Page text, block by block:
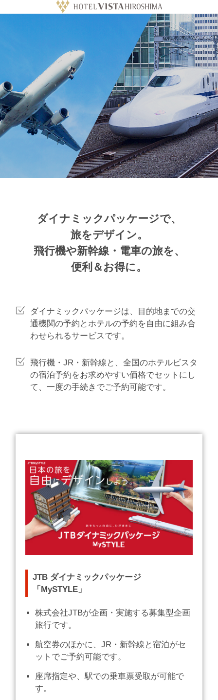
ダイナミックパッケージで、
旅をデザイン。
飛行機や新幹線・電車の旅を、
便利＆お得に。
ダイナミックパッケージは、目的地までの交
通機関の予約とホテルの予約を自由に組み合
わせられるサービスです。
飛行機・JR・新幹線と、全国のホテルビスタ
の宿泊予約をお求めやすい価格でセットにし
て、一度の手続きでご予約可能です。
JTB ダイナミックパッケージ
「MySTYLE」
株式会社JTBが企画・実施する募集型企画
旅行です。
航空券のほかに、JR・新幹線と宿泊がセ
ットでご予約可能です。
座席指定や、駅での乗車票受取が可能で
す。